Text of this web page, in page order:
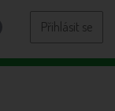
Přihlásit se